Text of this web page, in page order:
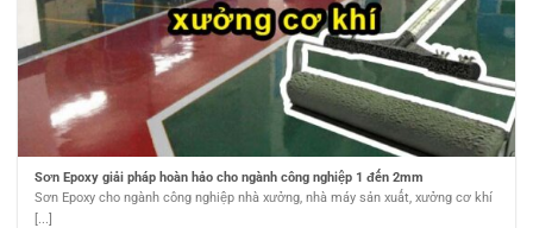
Sơn Epoxy giải pháp hoàn hảo cho ngành công nghiệp 1 đến 2mm
Sơn Epoxy cho ngành công nghiệp nhà xưởng, nhà máy sản xuất, xưởng cơ khí
[...]